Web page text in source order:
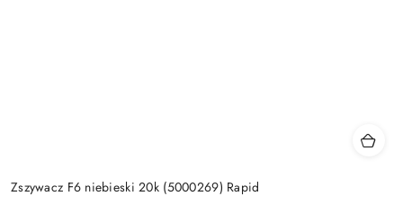
Zszywacz F6 niebieski 20k (5000269) Rapid